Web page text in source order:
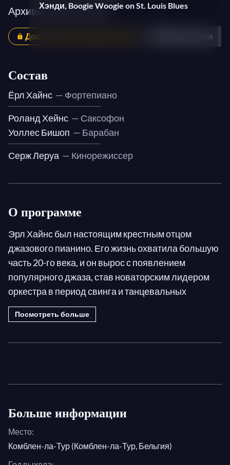
Хэнди, Boogie Woogie on St. Louis Blues
Архивы Sonuma 1966
Доступно для подписчиков Поделиться
Состав
Ёрл Хайнс — Фортепиано
Роланд Хейнс — Саксофон
Уоллес Бишоп — Барабан
Серж Леруа — Кинорежиссер
О программе
Эрл Хайнс был настоящим крестным отцом
джазового пианино. Его жизнь охватила большую
часть 20-го века, и он вырос с появлением
популярного джаза, став новаторским лидером
оркестра в период свинга и танцевальных
оркестров до бибопа. В этой роли он нанимал
будущих светил, таких как Сара Вон, Чарли
артистами, как Луи Армстронг, Хайнс был
ответственен за создание фортепианной основы,
которая служила примером того, как играть с
настоящим свингом, настоящим джазом и
Посмотреть больше
Больше информации
Место:
Комблен-ла-Тур (Комблен-ла-Тур, Бельгия)